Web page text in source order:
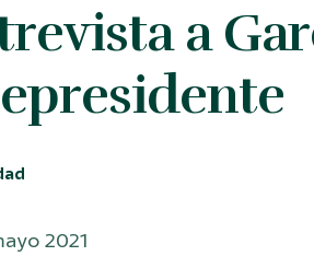
5
Vitalicia
Plan
para
a
2021